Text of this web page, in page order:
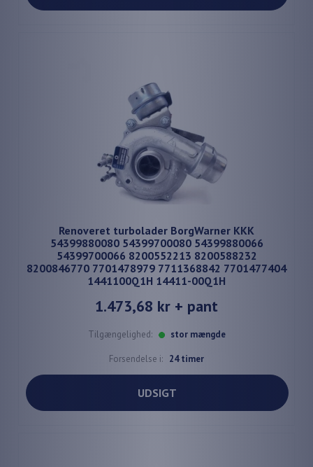
Renoveret turbolader BorgWarner KKK
54399880080 54399700080 54399880066
54399700066 8200552213 8200588232
8200846770 7701478979 7711368842 7701477404
1441100Q1H 14411-00Q1H
1.473,68 kr + pant
Tilgængelighed: stor mængde
Forsendelse i: 24 timer
UDSIGT